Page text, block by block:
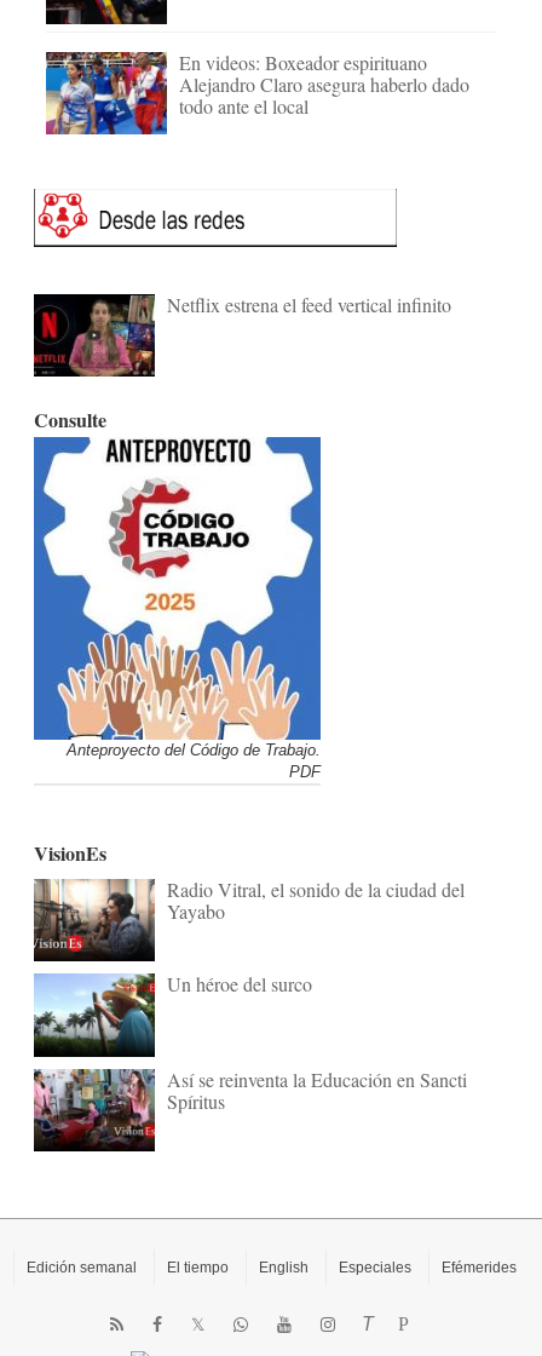
En videos: Boxeador espirituano
Alejandro Claro asegura haberlo dado
todo ante el local
Netflix estrena el feed vertical infinito
Consulte
Anteproyecto del Código de Trabajo.
PDF
VisionEs
Radio Vitral, el sonido de la ciudad del
Yayabo
Un héroe del surco
Así se reinventa la Educación en Sancti
Spíritus
Edición semanal El tiempo English Especiales Efémerides
T P